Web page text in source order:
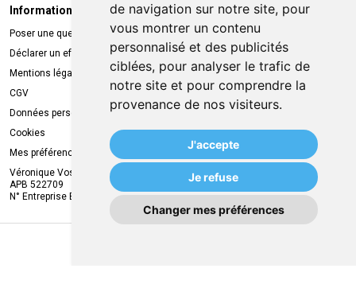
de navigation sur notre site, pour
vous montrer un contenu
personnalisé et des publicités
ciblées, pour analyser le trafic de
notre site et pour comprendre la
provenance de nos visiteurs.
J'accepte
Je refuse
Changer mes préférences
Informations légales
Poser une question
Déclarer un effet indésirable
Mentions légales
CGV
Données personnelles
Cookies
Mes préférences Cookies
Véronique Vos
APB 522709
N° Entreprise BE0749.944.612
Livraison
Retrait à la pharmacie
Livraison chez vous
Livraison dans un Point Relais